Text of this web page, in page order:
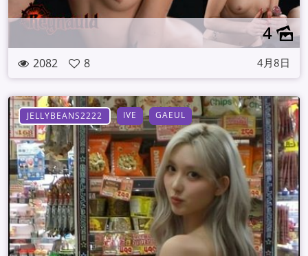
4
2082 8 4月8日
JELLYBEANS2222 IVE GAEUL